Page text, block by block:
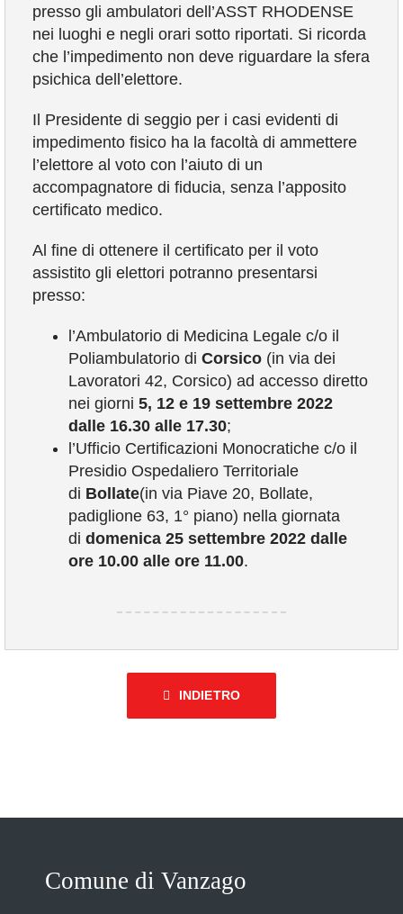
presso gli ambulatori dell’ASST RHODENSE
nei luoghi e negli orari sotto riportati. Si ricorda
che l’impedimento non deve riguardare la sfera
psichica dell’elettore.
Il Presidente di seggio per i casi evidenti di
impedimento fisico ha la facoltà di ammettere
l’elettore al voto con l’aiuto di un
accompagnatore di fiducia, senza l’apposito
certificato medico.
Al fine di ottenere il certificato per il voto
assistito gli elettori potranno presentarsi
presso:
l’Ambulatorio di Medicina Legale c/o il
Poliambulatorio di Corsico (in via dei
Lavoratori 42, Corsico) ad accesso diretto
nei giorni 5, 12 e 19 settembre 2022
dalle 16.30 alle 17.30;
l’Ufficio Certificazioni Monocratiche c/o il
Presidio Ospedaliero Territoriale
di Bollate(in via Piave 20, Bollate,
padiglione 63, 1° piano) nella giornata
di domenica 25 settembre 2022 dalle
ore 10.00 alle ore 11.00.
INDIETRO
Comune di Vanzago